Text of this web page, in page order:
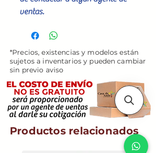
ventas.
*Precios, existencias y modelos están
sujetos a inventarios y pueden cambiar
sin previo aviso
Productos relacionados